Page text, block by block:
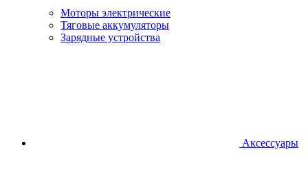
Моторы электрические
Тяговые аккумуляторы
Зарядные устройства
Аксессуары